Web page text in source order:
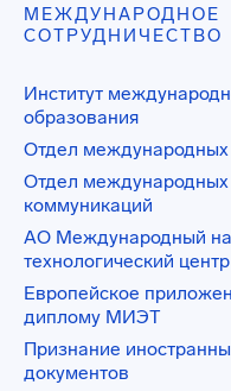
МЕЖДУНАРОДНОЕ
СОТРУДНИЧЕСТВО
Институт
образования
Отдел международных
Отдел международных
коммуникаций
АО Международный
технологический центр
Европейское
диплому МИЭТ
Признание
документов